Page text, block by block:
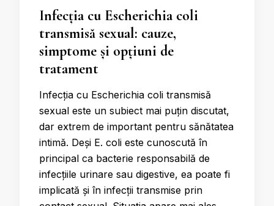
Infecția cu Escherichia coli
transmisă sexual: cauze,
simptome și opțiuni de
tratament
Infecția cu Escherichia coli transmisă
sexual este un subiect mai puțin discutat,
dar extrem de important pentru sănătatea
intimă. Deși E. coli este cunoscută în
principal ca bacterie responsabilă de
infecțiile urinare sau digestive, ea poate fi
implicată și în infecții transmise prin